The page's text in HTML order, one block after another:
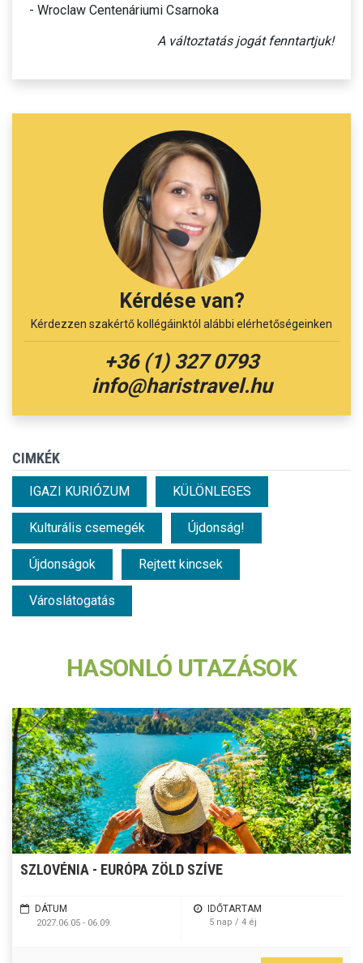
Kérdése van?
Kérdezzen szakértő kollégáinktól alábbi elérhetőségeinken
+36 (1) 327 0793
info@haristravel.hu
- Wroclaw Centenáriumi Csarnoka
A változtatás jogát fenntartjuk!
CIMKÉK
IGAZI KURIÓZUM KÜLÖNLEGES
Kulturális csemegék Újdonság!
Újdonságok Rejtett kincsek
Városlátogatás
HASONLÓ UTAZÁSOK
SZLOVÉNIA - EURÓPA ZÖLD SZÍVE
DÁTUM
2027.06.05 - 06.09.
IDŐTARTAM
5 nap / 4 éj